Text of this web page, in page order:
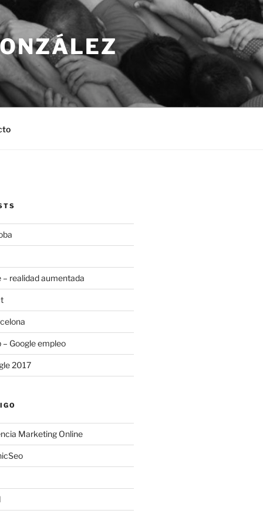
– realidad aumentada
– Google empleo
2017
Marketing Online